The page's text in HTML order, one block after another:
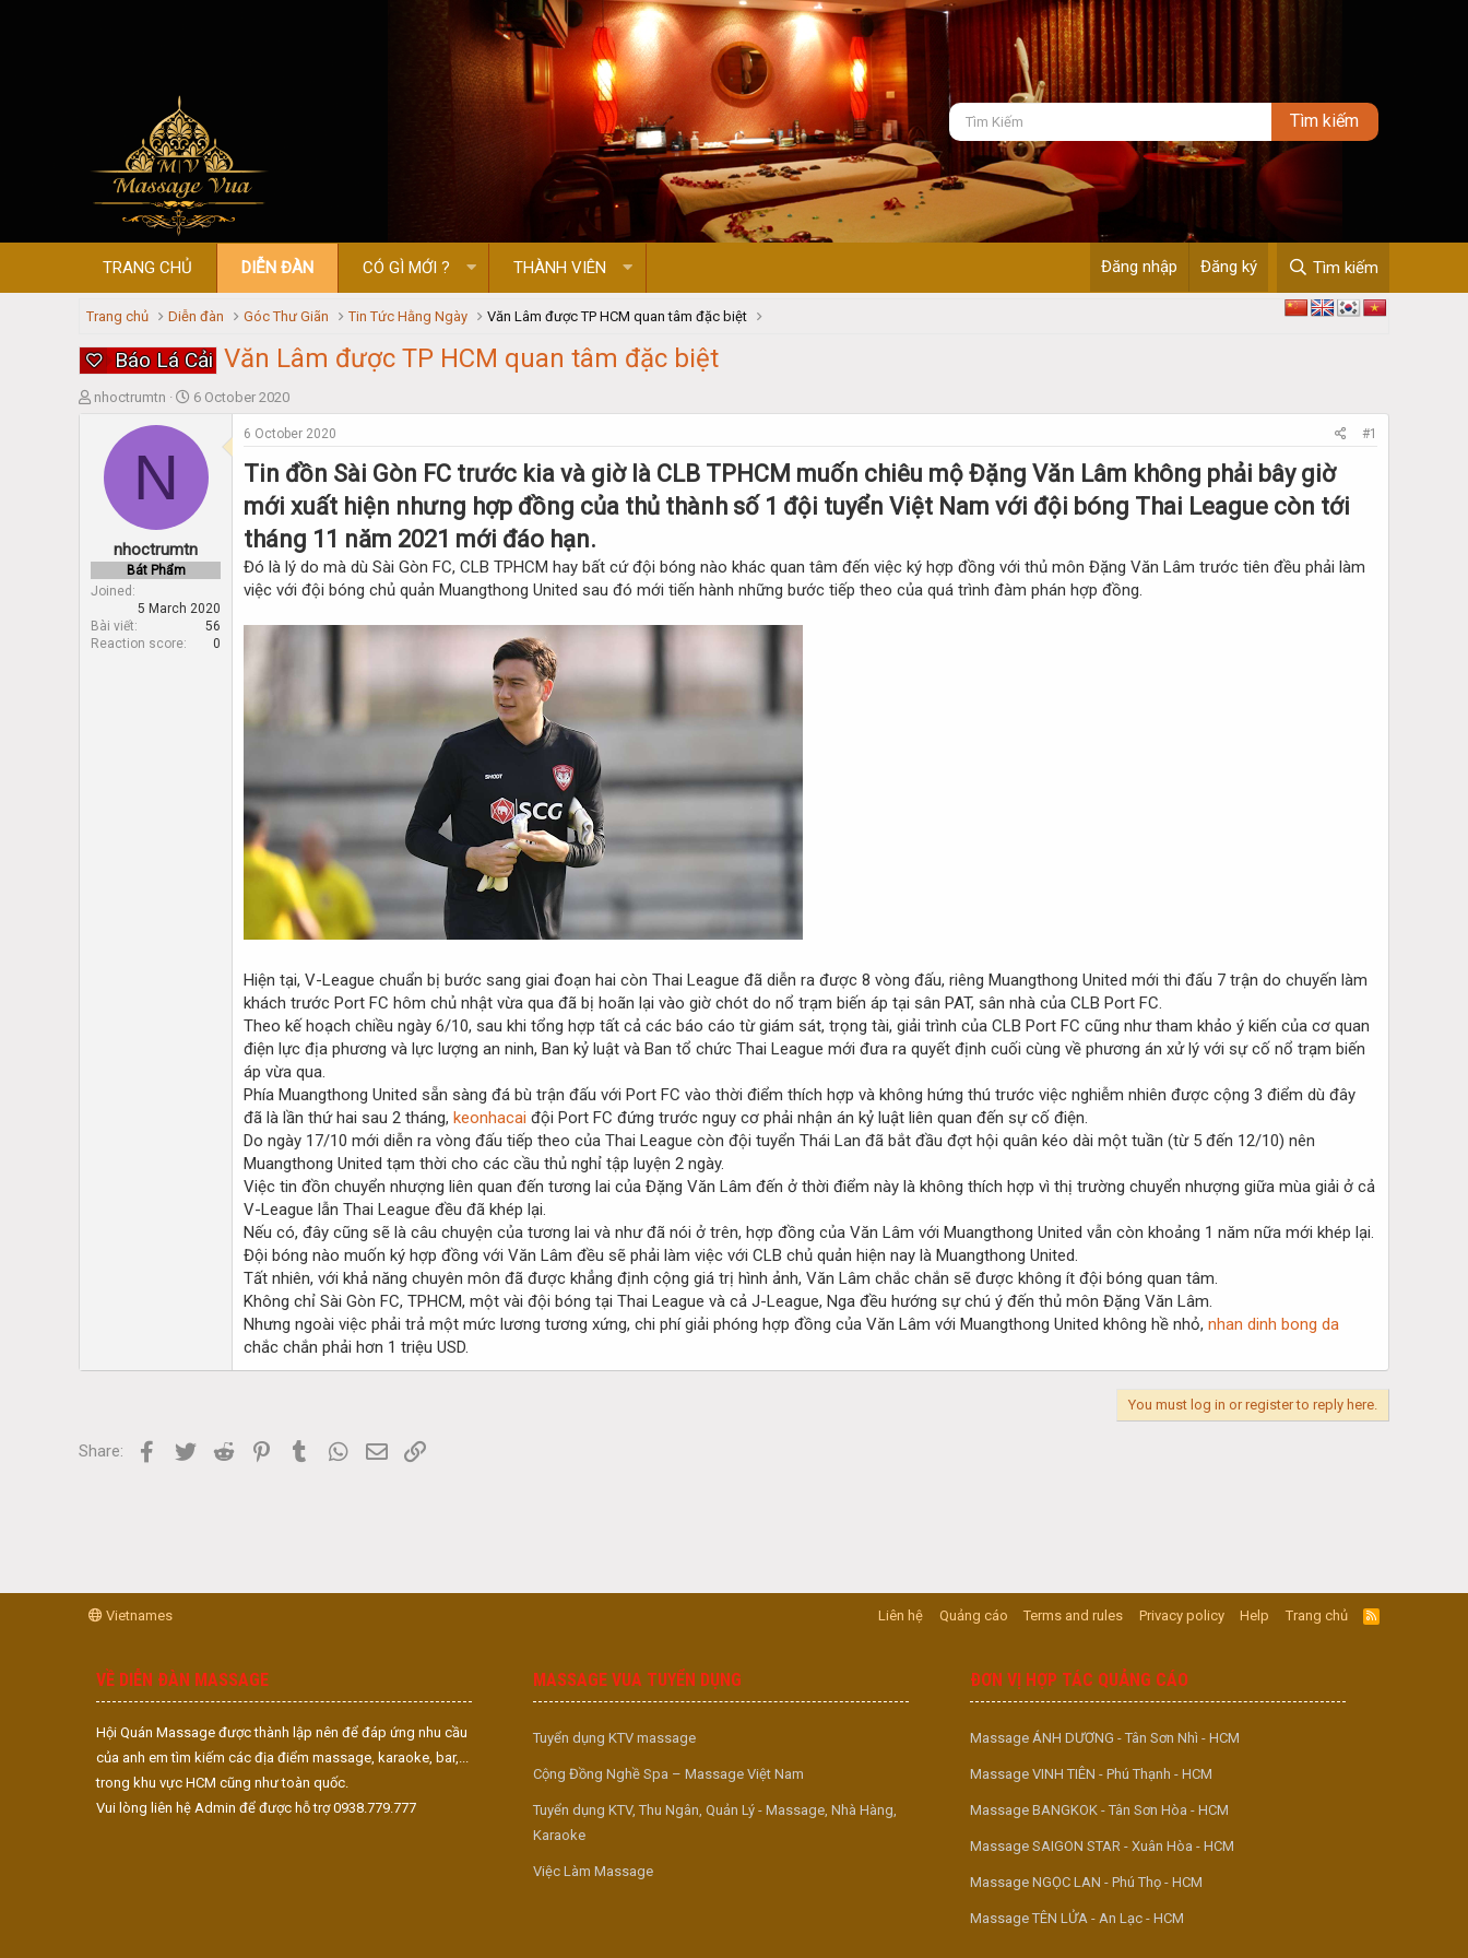
TRANG CHỦ DIỄN ĐÀN CÓ GÌ MỚI ? THÀNH VIÊN Đăng nhập Đăng ký Tìm kiếm
Trang chủ Diễn đàn Góc Thư Giãn Tin Tức Hằng Ngày Văn Lâm được TP HCM quan tâm đặc biệt
Báo Lá Cải Văn Lâm được TP HCM quan tâm đặc biệt
T
t
r
nhoctrumtn
S
a
a
e
6 October 2020
N
nhoctrumtn
Bát Phẩm
Joined
5 March 2020
Bài viết
56
Reaction score
0
6 October 2020 #1
Tin đồn Sài Gòn FC trước kia và giờ là CLB TPHCM muốn chiêu mộ Đặng Văn Lâm không phải bây giờ
mới xuất hiện nhưng hợp đồng của thủ thành số 1 đội tuyển Việt Nam với đội bóng Thai League còn tới
tháng 11 năm 2021 mới đáo hạn.
Đó là lý do mà dù Sài Gòn FC, CLB TPHCM hay bất cứ đội bóng nào khác quan tâm đến việc ký hợp đồng với thủ môn Đặng Văn Lâm trước tiên đều phải làm
việc với đội bóng chủ quản Muangthong United sau đó mới tiến hành những bước tiếp theo của quá trình đàm phán hợp đồng.
Hiện tại, V-League chuẩn bị bước sang giai đoạn hai còn Thai League đã diễn ra được 8 vòng đấu, riêng Muangthong United mới thi đấu 7 trận do chuyến làm
khách trước Port FC hôm chủ nhật vừa qua đã bị hoãn lại vào giờ chót do nổ trạm biến áp tại sân PAT, sân nhà của CLB Port FC.
Theo kế hoạch chiều ngày 6/10, sau khi tổng hợp tất cả các báo cáo từ giám sát, trọng tài, giải trình của CLB Port FC cũng như tham khảo ý kiến của cơ quan
điện lực địa phương và lực lượng an ninh, Ban kỷ luật và Ban tổ chức Thai League mới đưa ra quyết định cuối cùng về phương án xử lý với sự cố nổ trạm biến
áp vừa qua.
Phía Muangthong United sẵn sàng đá bù trận đấu với Port FC vào thời điểm thích hợp và không hứng thú trước việc nghiễm nhiên được cộng 3 điểm dù đây
đã là lần thứ hai sau 2 tháng, keonhacai đội Port FC đứng trước nguy cơ phải nhận án kỷ luật liên quan đến sự cố điện.
Do ngày 17/10 mới diễn ra vòng đấu tiếp theo của Thai League còn đội tuyển Thái Lan đã bắt đầu đợt hội quân kéo dài một tuần (từ 5 đến 12/10) nên
Muangthong United tạm thời cho các cầu thủ nghỉ tập luyện 2 ngày.
Việc tin đồn chuyển nhượng liên quan đến tương lai của Đặng Văn Lâm đến ở thời điểm này là không thích hợp vì thị trường chuyển nhượng giữa mùa giải ở cả
V-League lẫn Thai League đều đã khép lại.
Nếu có, đây cũng sẽ là câu chuyện của tương lai và như đã nói ở trên, hợp đồng của Văn Lâm với Muangthong United vẫn còn khoảng 1 năm nữa mới khép lại.
Đội bóng nào muốn ký hợp đồng với Văn Lâm đều sẽ phải làm việc với CLB chủ quản hiện nay là Muangthong United.
Tất nhiên, với khả năng chuyên môn đã được khẳng định cộng giá trị hình ảnh, Văn Lâm chắc chắn sẽ được không ít đội bóng quan tâm.
Không chỉ Sài Gòn FC, TPHCM, một vài đội bóng tại Thai League và cả J-League, Nga đều hướng sự chú ý đến thủ môn Đặng Văn Lâm.
Nhưng ngoài việc phải trả một mức lương tương xứng, chi phí giải phóng hợp đồng của Văn Lâm với Muangthong United không hề nhỏ, nhan dinh bong da
chắc chắn phải hơn 1 triệu USD.
You must log in or register to reply here.
Share: Facebook
Twitter Reddit PinterestTumblr WhatsApp
Email
Vietnames Liên hệ Quảng cáo Terms and rules Privacy policy Help Trang chủ
R
S
VỀ DIỄN ĐÀN MASSAGE
Hội Quán Massage được thành lập nên để đáp ứng nhu cầu
của anh em tìm kiếm các địa điểm massage, karaoke, bar,...
trong khu vực HCM cũng như toàn quốc.
Vui lòng liên hệ Admin để được hỗ trợ 0938.779.777
MASSAGE VUA TUYỂN DỤNG
Tuyển dụng KTV massage
Cộng Đồng Nghề Spa – Massage Việt Nam
Tuyển dụng KTV, Thu Ngân, Quản Lý - Massage, Nhà Hàng,
Karaoke
Việc Làm Massage
ĐƠN VỊ HỢP TÁC QUẢNG CÁO
Massage ÁNH DƯƠNG - Tân Sơn Nhì - HCM
Massage VINH TIÊN - Phú Thạnh - HCM
Massage BANGKOK - Tân Sơn Hòa - HCM
Massage SAIGON STAR - Xuân Hòa - HCM
Massage NGỌC LAN - Phú Thọ - HCM
Massage TÊN LỬA - An Lạc - HCM